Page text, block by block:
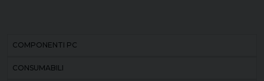
COMPONENTI PC
CONSUMABILI